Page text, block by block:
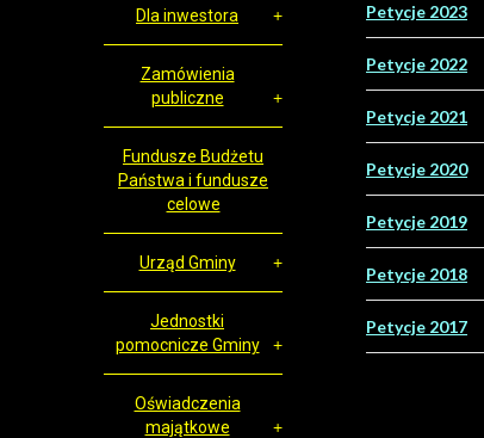
Petycje 2023
Petycje 2022
Petycje 2021
Petycje 2020
Petycje 2019
Petycje 2018
Petycje 2017
Dla inwestora
Zamówienia
publiczne
Fundusze Budżetu
Państwa i fundusze
celowe
Urząd Gminy
Jednostki
pomocnicze Gminy
Oświadczenia
majątkowe